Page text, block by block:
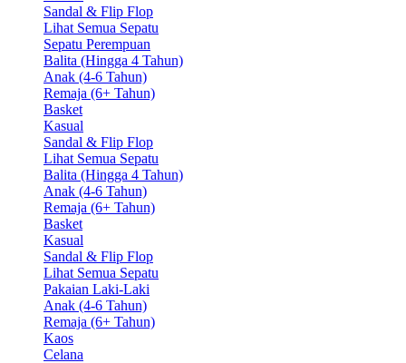
Sandal & Flip Flop
Lihat Semua Sepatu
Sepatu Perempuan
Balita (Hingga 4 Tahun)
Anak (4-6 Tahun)
Remaja (6+ Tahun)
Basket
Kasual
Sandal & Flip Flop
Lihat Semua Sepatu
Balita (Hingga 4 Tahun)
Anak (4-6 Tahun)
Remaja (6+ Tahun)
Basket
Kasual
Sandal & Flip Flop
Lihat Semua Sepatu
Pakaian Laki-Laki
Anak (4-6 Tahun)
Remaja (6+ Tahun)
Kaos
Celana